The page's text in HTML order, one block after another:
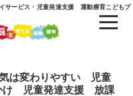
サービス・児童発達支援 運動療育こどもプ
は変わりやすい 児童
け 児童発達支援 放課